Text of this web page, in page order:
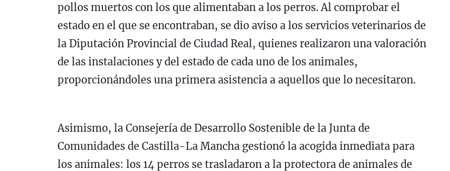
pollos muertos con los que alimentaban a los perros. Al comprobar el
estado en el que se encontraban, se dio aviso a los servicios veterinarios de
la Diputación Provincial de Ciudad Real, quienes realizaron una valoración
de las instalaciones y del estado de cada uno de los animales,
proporcionándoles una primera asistencia a aquellos que lo necesitaron.
Asimismo, la Consejería de Desarrollo Sostenible de la Junta de
Comunidades de Castilla-La Mancha gestionó la acogida inmediata para
los animales: los 14 perros se trasladaron a la protectora de animales de